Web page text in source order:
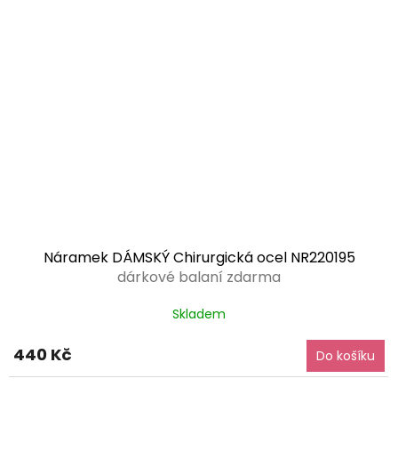
Náramek DÁMSKÝ Chirurgická ocel NR220195
dárkové balaní zdarma
Skladem
440 Kč Do košíku